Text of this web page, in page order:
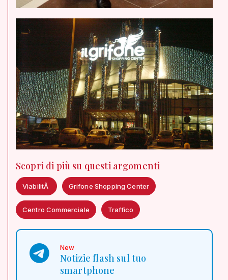
Scopri di più su questi argomenti
ViabilitÃ Grifone Shopping Center
Centro Commerciale Traffico
New
Notizie flash sul tuo
smartphone